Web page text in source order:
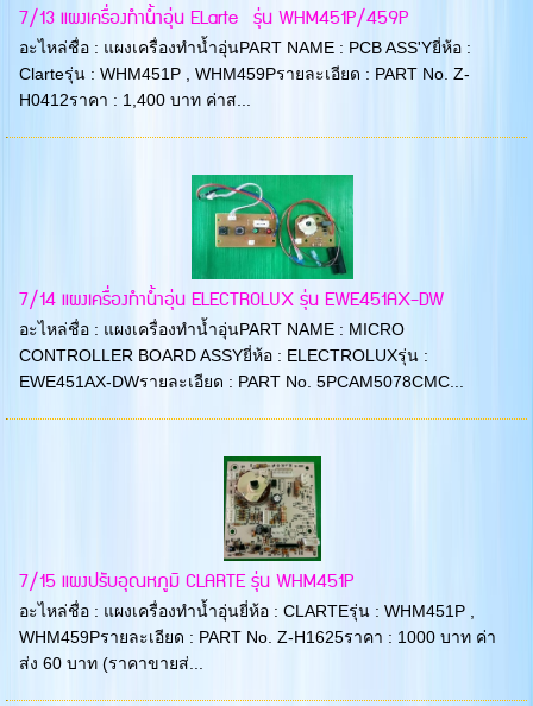
7/13 แผงเครื่องทำน้ำอุ่น ELarte รุ่น WHM451P/459P
อะไหล่ชื่อ : แผงเครื่องทำน้ำอุ่นPART NAME : PCB ASS'Yยี่ห้อ :
Clarteรุ่น : WHM451P , WHM459Pรายละเอียด : PART No. Z-
H0412ราคา : 1,400 บาท ค่าส...
7/14 แผงเครื่องทำน้ำอุ่น ELECTROLUX รุ่น EWE451AX-DW
อะไหล่ชื่อ : แผงเครื่องทำน้ำอุ่นPART NAME : MICRO
CONTROLLER BOARD ASSYยี่ห้อ : ELECTROLUXรุ่น :
EWE451AX-DWรายละเอียด : PART No. 5PCAM5078CMC...
7/15 แผงปรับอุณหภูมิ CLARTE รุ่น WHM451P
อะไหล่ชื่อ : แผงเครื่องทำน้ำอุ่นยี่ห้อ : CLARTEรุ่น : WHM451P ,
WHM459Pรายละเอียด : PART No. Z-H1625ราคา : 1000 บาท ค่า
ส่ง 60 บาท (ราคาขายส่...